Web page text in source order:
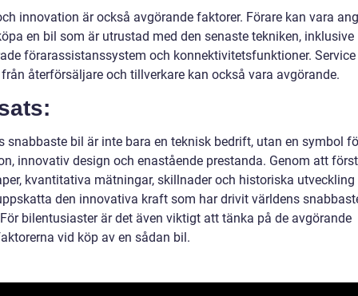
innovation är också avgörande faktorer. Förare kan vara
en bil som är utrustad med den senaste tekniken, inklusive
förarassistanssystem och konnektivitetsfunktioner.
återförsäljare och tillverkare kan också vara avgörande.
snabbaste bil är inte bara en teknisk bedrift, utan en symbol
innovativ design och enastående prestanda. Genom att
kvantitativa mätningar, skillnader och historiska utveckling
den innovativa kraft som har drivit världens
bilentusiaster är det även viktigt att tänka på de avgörande
vid köp av en sådan bil.